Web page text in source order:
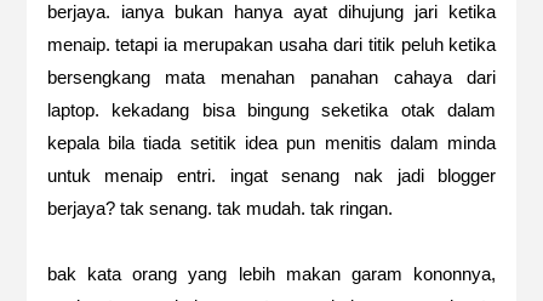
berjaya. ianya bukan hanya ayat dihujung jari ketika
menaip. tetapi ia merupakan usaha dari titik peluh ketika
bersengkang mata menahan panahan cahaya dari
laptop. kekadang bisa bingung seketika otak dalam
kepala bila tiada setitik idea pun menitis dalam minda
untuk menaip entri. ingat senang nak jadi blogger
berjaya? tak senang. tak mudah. tak ringan.
bak kata orang yang lebih makan garam kononnya,